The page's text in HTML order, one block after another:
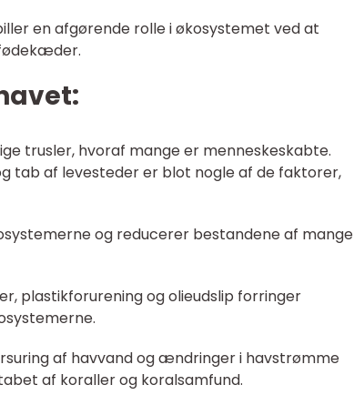
en afgørende rolle i økosystemet ved at
trusler, hvoraf mange er menneskeskabte.
tab af levesteder er blot nogle af de faktorer,
og reducerer bestandene af mange
plastikforurening og olieudslip forringer
af havvand og ændringer i havstrømme
af koraller og koralsamfund.